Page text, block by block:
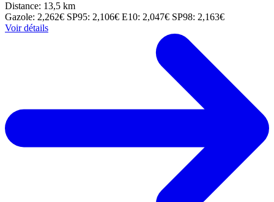
Distance: 13,5 km
Gazole: 2,262€ SP95: 2,106€ E10: 2,047€ SP98: 2,163€
Voir détails